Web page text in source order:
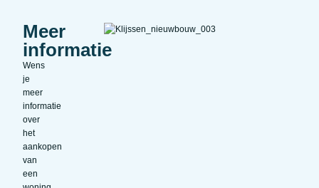
Meer
informatie
Wens
je
meer
informatie
over
het
aankopen
van
een